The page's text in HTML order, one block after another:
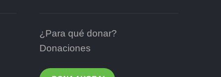
¿Para qué donar?
Donaciones